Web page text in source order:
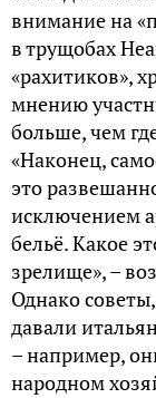
внимание на
в трущобах
«рахитиков»,
мнению
больше, чем
«Наконец,
это
исключением
бельё. Какое
зрелище», –
Однако
давали
– например,
народном